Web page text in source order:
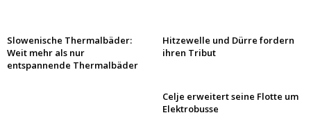
Slowenische Thermalbäder:
Weit mehr als nur
entspannende Thermalbäder
Hitzewelle und Dürre fordern
ihren Tribut
Celje erweitert seine Flotte um
Elektrobusse